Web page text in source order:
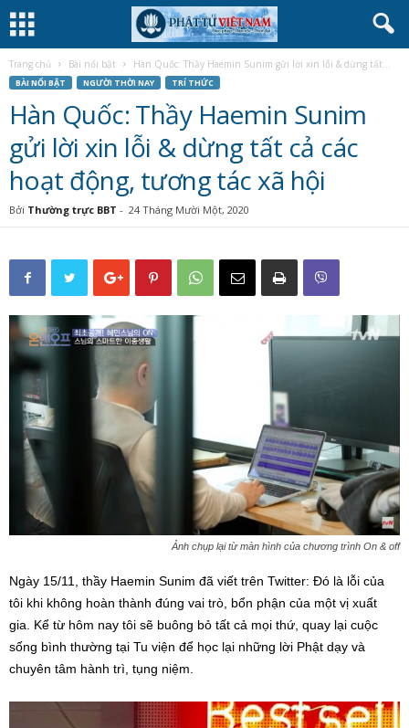
Trang chủ Bài nổi bật Hàn Quốc: Thầy Haemin Sunim gửi lời xin lỗi & dừng tất...
BÀI NỔI BẬT NGƯỜI THỜI NAY TRÍ THỨC
Hàn Quốc: Thầy Haemin Sunim
gửi lời xin lỗi & dừng tất cả các
hoạt động, tương tác xã hội
Bởi Thường trực BBT - 24 Tháng Mười Một, 2020
Ảnh chụp lại từ màn hình của chương trình On & off
Ngày 15/11, thầy Haemin Sunim đã viết trên Twitter: Đó là lỗi của
tôi khi không hoàn thành đúng vai trò, bổn phận của một vị xuất
gia. Kể từ hôm nay tôi sẽ buông bỏ tất cả mọi thứ, quay lại cuộc
sống bình thường tại Tu viện để học lại những lời Phật dạy và
chuyên tâm hành trì, tụng niệm.